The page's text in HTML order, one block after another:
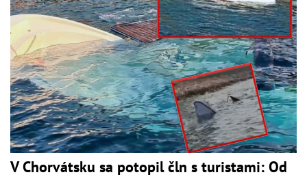
V Chorvátsku sa potopil čln s turistami: Od